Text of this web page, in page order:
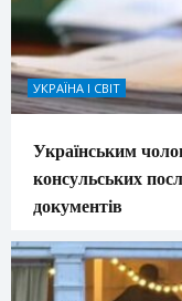
УКРАЇНА І СВІТ
Українським
консульських
документів